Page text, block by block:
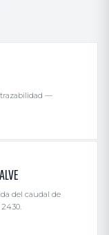
trazabilidad —
del caudal de